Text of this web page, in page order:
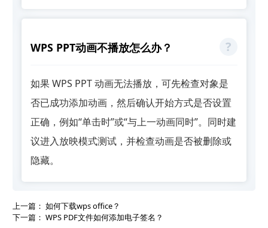
WPS PPT动画不播放怎么办？
如果 WPS PPT 动画无法播放，可先检查对象是
否已成功添加动画，然后确认开始方式是否设置
正确，例如“单击时”或“与上一动画同时”。同时建
议进入放映模式测试，并检查动画是否被删除或
隐藏。
上一篇： 如何下载wps office？
下一篇： WPS PDF文件如何添加电子签名？